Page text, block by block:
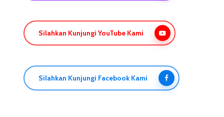
Silahkan Kunjungi YouTube Kami
Silahkan Kunjungi Facebook Kami